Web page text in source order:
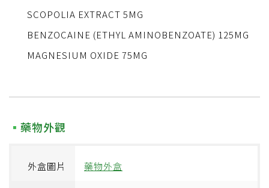
SCOPOLIA EXTRACT 5MG
BENZOCAINE (ETHYL AMINOBENZOATE) 125MG
MAGNESIUM OXIDE 75MG
藥物外觀
外盒圖片 藥物外盒